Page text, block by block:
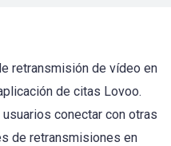
retransmisión de vídeo en
de citas Lovoo.
conectar con otras
de retransmisiones en